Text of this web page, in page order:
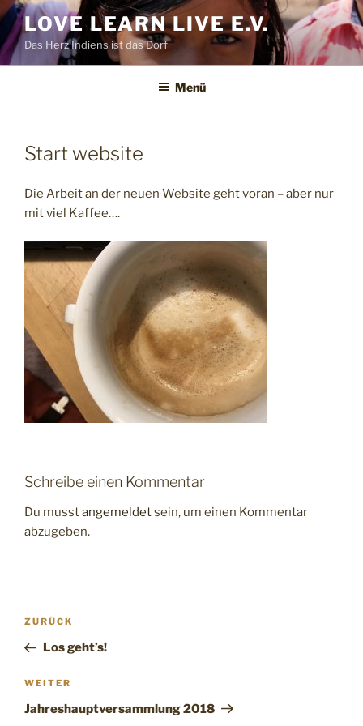
Zum
Inhalt
springen
LOVE LEARN LIVE E.V.
Das Herz Indiens ist das Dorf
Menü
Start website
Die Arbeit an der neuen Website geht voran – aber nur
mit viel Kaffee….
Schreibe einen Kommentar
Du musstangemeldetsein, um einen Kommentar
abzugeben.
Beitragsnavigation
Vorheriger
Beitrag
ZURÜCK
Los geht’s!
Nächster
Beitrag
WEITER
Jahreshauptversammlung 2018